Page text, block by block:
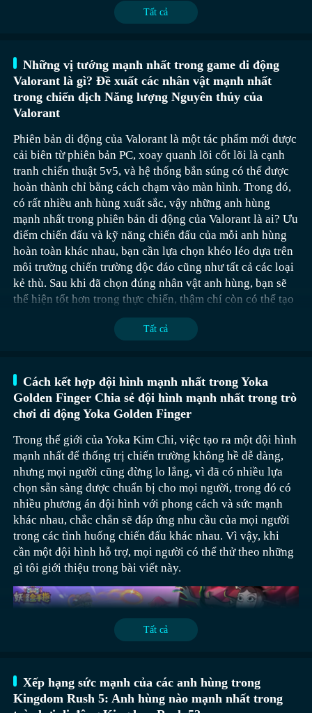
lên cấp cao bằng cách sử dụng mảnh ghép, bất kỳ nhân
vật nào cũng có cơ hội trở thành anh hùng mạnh nhất.
mà còn đòi hỏi kỹ năng điều khiển. Tuân thủ nguyên
tác, mỗi anh hùng đều sở hữu siêu năng lực "Quirk"
độc đáo: "One For All", "Explosion", "Half Cold Half
Hot", "Zero Gravity". Người chơi cần tận dụng "Quirk"
của anh hùng để phát động chiêu thức và giành chiến
thắng. Các cảnh CG chính được lấy từ phim hoạt hình
truyền hình, tái hiện lại những cảnh quen thuộc từ
nguyên tác. Trò chơi có bản đồ mở 3D, ngoài cốt
truyện chính, người chơi còn có thể khám phá bản đồ,
tìm kiếm nhiệm vụ phụ, thu thập trứng Phục sinh, trải
nghiệm cuộc sống hàng ngày của các anh hùng.】
Học giả + Thợ rèn + Nhà thơ: Đội hình này có thể mở
khóa ngay từ đầu và bao gồm nhiều thuộc tính cốt lõi, từ
kỹ năng có sự bổ trợ mạnh mẽ. Đối với người chơi mới,
cũng có thể nhanh chóng nắm bắt. Trong đội, học giả
năng tái tập trung, có thể khôi phục hiệu quả giá trị tập
trung, đảm bảo việc sử dụng kỹ năng của đồng đội. Ban
đầu, họ có thể mang theo cuộn di chuyển, không chỉ hỗ
trợ di chuyển vị trí mà còn trong quá trình chiến đấu có
thể tấn công chính xác vào điểm yếu của kẻ thù. Đảm bảo
cả chiến lược lẫn linh hoạt.
Nhà thơ trong đội trở thành một nhóm tạo không khí,
thông qua các kỹ năng như khuyến khích và cổ vũ để
cung cấp thêm thuộc tính cho đồng đội. Có thể nhanh
chóng tăng cường khả năng tấn công tổng thể và sức chịu
đựng, ban đầu mang theo đàn tỳ bà có thể nâng cao tinh
thần, trong những thời điểm quan trọng cũng có thể hóa
giải trạng thái tiêu cực, tăng cường hiệu suất hợp tác của
đội. Bức tường sắt thép của thợ rèn có thể nhanh chóng
tăng cường thuộc tính phòng thủ, trong khi chịu sát
thương cũng có thể phản công trực tiếp. Hiệu quả giảm
thiểu sát thương mà đội nhận được, trở thành nhân tố
sống còn ở hàng tiền vệ. Ưu điểm chính nằm ở sự cân
bằng, kỹ năng cũng bao gồm hỗ trợ và phòng thủ, ngưỡng
Tất cả
Những vị tướng mạnh nhất trong game di động
Valorant là gì? Đề xuất các nhân vật mạnh nhất
trong chiến dịch Năng lượng Nguyên thủy của
Valorant
Phiên bản di động của Valorant là một tác phẩm mới được
cải biên từ phiên bản PC, xoay quanh lõi cốt lõi là cạnh
tranh chiến thuật 5v5, và hệ thống bắn súng có thể được
hoàn thành chỉ bằng cách chạm vào màn hình. Trong đó,
có rất nhiều anh hùng xuất sắc, vậy những anh hùng
mạnh nhất trong phiên bản di động của Valorant là ai? Ưu
điểm chiến đấu và kỹ năng chiến đấu của mỗi anh hùng
hoàn toàn khác nhau, bạn cần lựa chọn khéo léo dựa trên
môi trường chiến trường độc đáo cũng như tất cả các loại
kẻ thù. Sau khi đã chọn đúng nhân vật anh hùng, bạn sẽ
thể hiện tốt hơn trong thực chiến, thậm chí còn có thể tạo
ra những kết cục khác nhau.
Đầu tiên, đáng khen ngợi nhất chính là Jett, đóng vai trò
then chốt, đặc biệt quan trọng ở vị trí đấu tay đôi. Cô sở
hữu kỹ năng dịch chuyển ba đoạn, mang lại hệ thống điều
khiển cực kỳ linh hoạt trong môi trường chiến đấu, ví dụ
như cách kéo dây súng một cách khéo léo có thể giúp cô
ta phát huy tối đa kỹ năng cuối, đồng thời tạo ra không
gian đột phá lớn hơn cho đội. Khi đối mặt với kẻ thù khó
khăn, cô ta có thể sử dụng kỹ năng ném khói, làm rối loạn
tránh bị tấn công.
Tất cả
Cách kết hợp đội hình mạnh nhất trong Yoka
Golden Finger Chia sẻ đội hình mạnh nhất trong trò
chơi di động Yoka Golden Finger
Trong thế giới của Yoka Kim Chi, việc tạo ra một đội hình
mạnh nhất để thống trị chiến trường không hề dễ dàng,
nhưng mọi người cũng đừng lo lắng, vì đã có nhiều lựa
chọn sẵn sàng được chuẩn bị cho mọi người, trong đó có
nhiều phương án đội hình với phong cách và sức mạnh
khác nhau, chắc chắn sẽ đáp ứng nhu cầu của mọi người
trong các tình huống chiến đấu khác nhau. Vì vậy, khi
cần một đội hình hỗ trợ, mọi người có thể thử theo những
gì tôi giới thiệu trong bài viết này.
Tất cả
Xếp hạng sức mạnh của các anh hùng trong
Kingdom Rush 5: Anh hùng nào mạnh nhất trong